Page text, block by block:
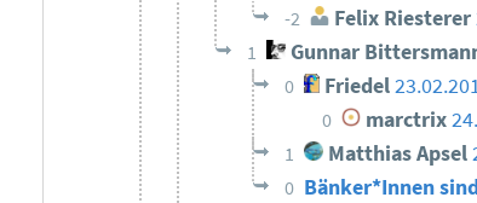
-2 Felix Riesterer
1 Gunnar
0 Friedel
0 marctrix
1 Matthias Apsel
0 Bänker*Innen